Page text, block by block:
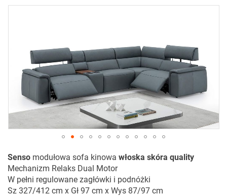
na
początek
galerii
Senso modułowa sofa kinowa włoska skóra quality
Mechanizm Relaks Dual Motor
W pełni regulowane zagłówki i podnóżki
Sz 327/412 cm x Gł 97 cm x Wys 87/97 cm